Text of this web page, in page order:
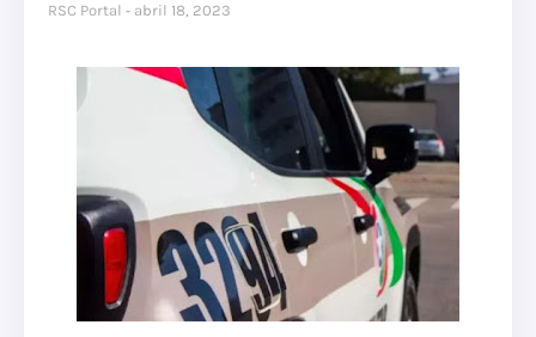
RSC Portal abril 18, 2023